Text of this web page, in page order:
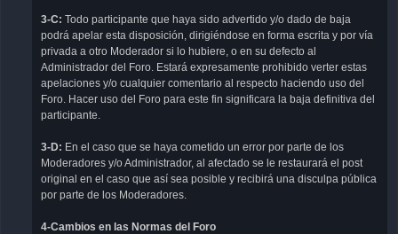
3-C: Todo participante que haya sido advertido y/o dado de baja
podrá apelar esta disposición, dirigiéndose en forma escrita y por vía
privada a otro Moderador si lo hubiere, o en su defecto al
Administrador del Foro. Estará expresamente prohibido verter estas
apelaciones y/o cualquier comentario al respecto haciendo uso del
Foro. Hacer uso del Foro para este fin significara la baja definitiva del
participante.
3-D: En el caso que se haya cometido un error por parte de los
Moderadores y/o Administrador, al afectado se le restaurará el post
original en el caso que así sea posible y recibirá una disculpa pública
por parte de los Moderadores.
4-Cambios en las Normas del Foro